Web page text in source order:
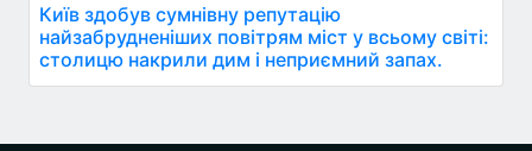
Київ здобув сумнівну репутацію
найзабрудненіших повітрям міст у всьому світі:
столицю накрили дим і неприємний запах.